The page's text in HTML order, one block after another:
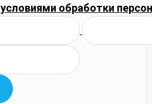
условиями обработки